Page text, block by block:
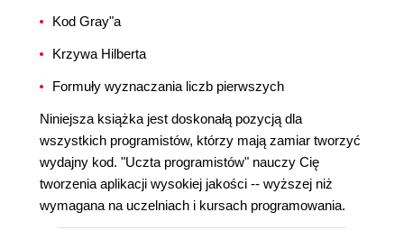
Kod Gray"a
Krzywa Hilberta
Formuły wyznaczania liczb pierwszych
Niniejsza książka jest doskonałą pozycją dla
wszystkich programistów, którzy mają zamiar tworzyć
wydajny kod. "Uczta programistów" nauczy Cię
tworzenia aplikacji wysokiej jakości -- wyższej niż
wymagana na uczelniach i kursach programowania.